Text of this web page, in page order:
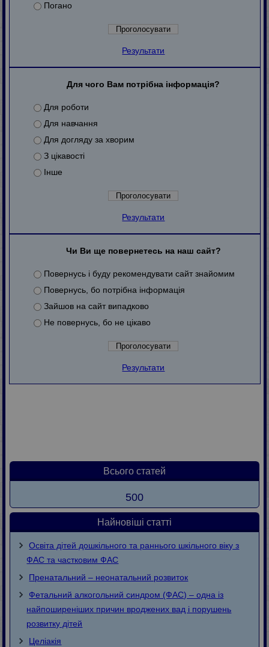
Погано
Результати
Для чого Вам потрібна інформація?
Для роботи
Для навчання
Для догляду за хворим
З цікавості
Інше
Результати
Чи Ви ще повернетесь на наш сайт?
Повернусь і буду рекомендувати сайт знайомим
Повернусь, бо потрібна інформація
Зайшов на сайт випадково
Не повернусь, бо не цікаво
Результати
Всього статей
500
Найновіші статті
Освіта дітей дошкільного та раннього шкільного віку з
ФАС та частковим ФАС
Пренатальний – неонатальний розвиток
Фетальний алкогольний синдром (ФАС) – одна із
найпоширеніших причин вроджених вад і порушень
розвитку дітей
Целіакія